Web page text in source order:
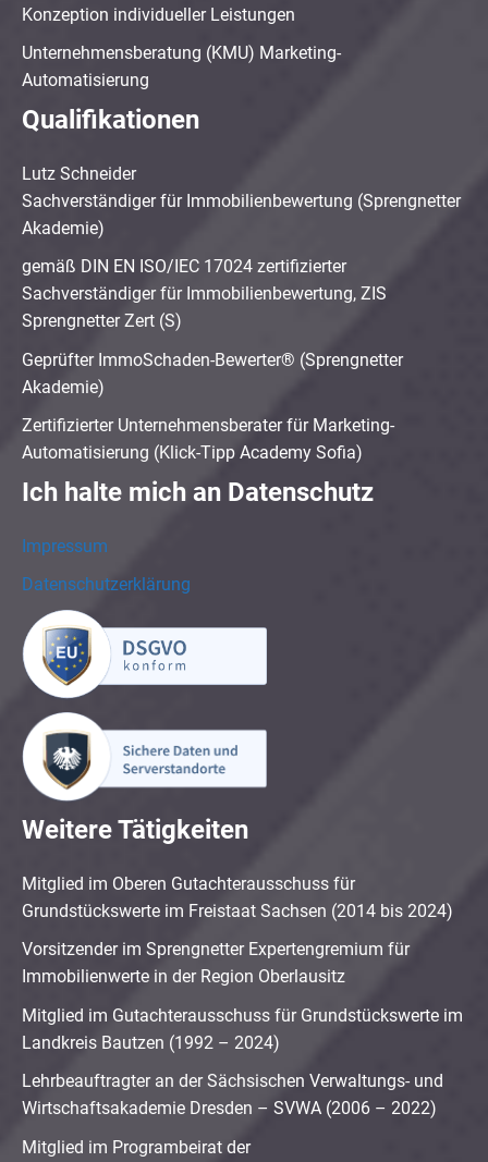
Konzeption individueller Leistungen
Unternehmensberatung (KMU) Marketing-
Automatisierung
Qualifikationen
Lutz Schneider
Sachverständiger für Immobilienbewertung (Sprengnetter
Akademie)
gemäß DIN EN ISO/IEC 17024 zertifizierter
Sachverständiger für Immobilienbewertung, ZIS
Sprengnetter Zert (S)
Geprüfter ImmoSchaden-Bewerter® (Sprengnetter
Akademie)
Zertifizierter Unternehmensberater für Marketing-
Automatisierung (Klick-Tipp Academy Sofia)
Ich halte mich an Datenschutz
Impressum
Datenschutzerklärung
Weitere Tätigkeiten
Mitglied im Oberen Gutachterausschuss für
Grundstückswerte im Freistaat Sachsen (2014 bis 2024)
Vorsitzender im Sprengnetter Expertengremium für
Immobilienwerte in der Region Oberlausitz
Mitglied im Gutachterausschuss für Grundstückswerte im
Landkreis Bautzen (1992 – 2024)
Lehrbeauftragter an der Sächsischen Verwaltungs- und
Wirtschaftsakademie Dresden – SVWA (2006 – 2022)
Mitglied im Programbeirat der